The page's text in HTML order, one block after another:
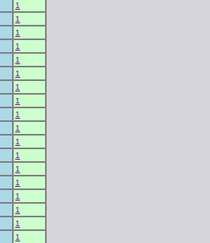
1
1
1
1
1
1
1
1
1
1
1
1
1
1
1
1
1
1